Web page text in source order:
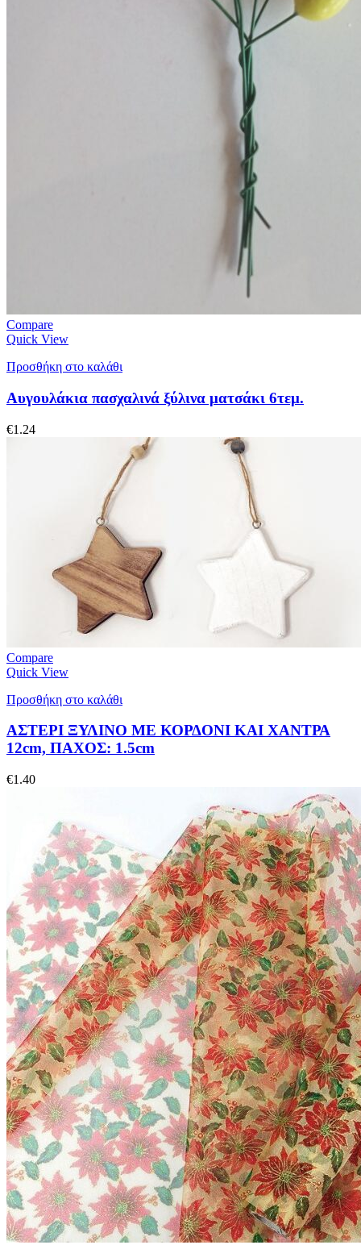
Compare
Quick View
Προσθήκη στο καλάθι
Αυγουλάκια πασχαλινά ξύλινα ματσάκι 6τεμ.
€1.24
Compare
Quick View
Προσθήκη στο καλάθι
ΑΣΤΕΡΙ ΞΥΛΙΝΟ ΜΕ ΚΟΡΔΟΝΙ ΚΑΙ ΧΑΝΤΡΑ
12cm, ΠΑΧΟΣ: 1.5cm
€1.40